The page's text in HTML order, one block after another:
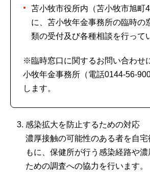
苫小牧市役所内（苫小牧市旭町4
に、苫小牧年金事務所の臨時の
類の受付及び各種相談を行って
※臨時窓口に関するお問い合わせ
小牧年金事務所（電話0144-56-
します。
感染拡大を防止するための対応
濃厚接触の可能性のある者を自宅
もに、保健所が行う感染経路や
ための調査への協力を行います。